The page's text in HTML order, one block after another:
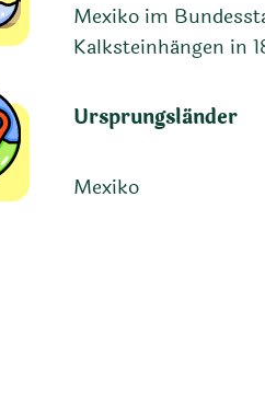
Mexiko im
Kalksteinhängen in
Ursprungsländer
Mexiko